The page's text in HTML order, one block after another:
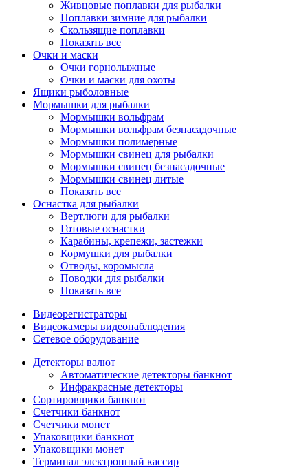
Живцовые поплавки для рыбалки
Поплавки зимние для рыбалки
Скользящие поплавки
Показать все
Очки и маски
Очки горнолыжные
Очки и маски для охоты
Ящики рыболовные
Мормышки для рыбалки
Мормышки вольфрам
Мормышки вольфрам безнасадочные
Мормышки полимерные
Мормышки свинец для рыбалки
Мормышки свинец безнасадочные
Мормышки свинец литые
Показать все
Оснастка для рыбалки
Вертлюги для рыбалки
Готовые оснастки
Карабины, крепежи, застежки
Кормушки для рыбалки
Отводы, коромысла
Поводки для рыбалки
Показать все
Видеорегистраторы
Видеокамеры видеонаблюдения
Сетевое оборудование
Детекторы валют
Автоматические детекторы банкнот
Инфракрасные детекторы
Сортировщики банкнот
Счетчики банкнот
Счетчики монет
Упаковщики банкнот
Упаковщики монет
Терминал электронный кассир